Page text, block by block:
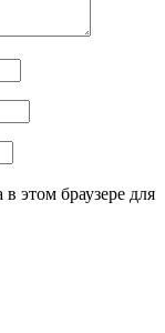
этом браузере для